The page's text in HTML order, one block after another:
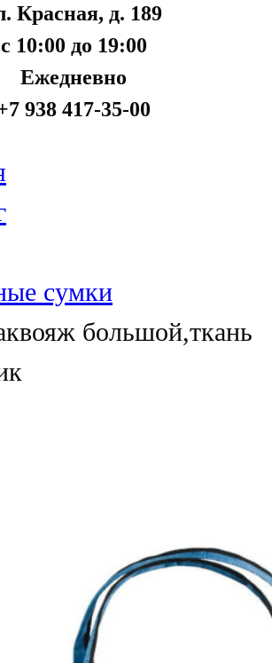
Красная, д. 189
с 10:00 до 19:00
Ежедневно
938 417-35-00
сумки
большой,ткань